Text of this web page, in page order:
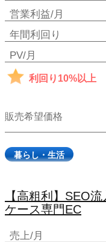
営業利益/月
年間利回り
PV/月
利回り10%以上
販売希望価格
暮らし・生活
【高粗利】SEO
ケース専門EC
売上/月